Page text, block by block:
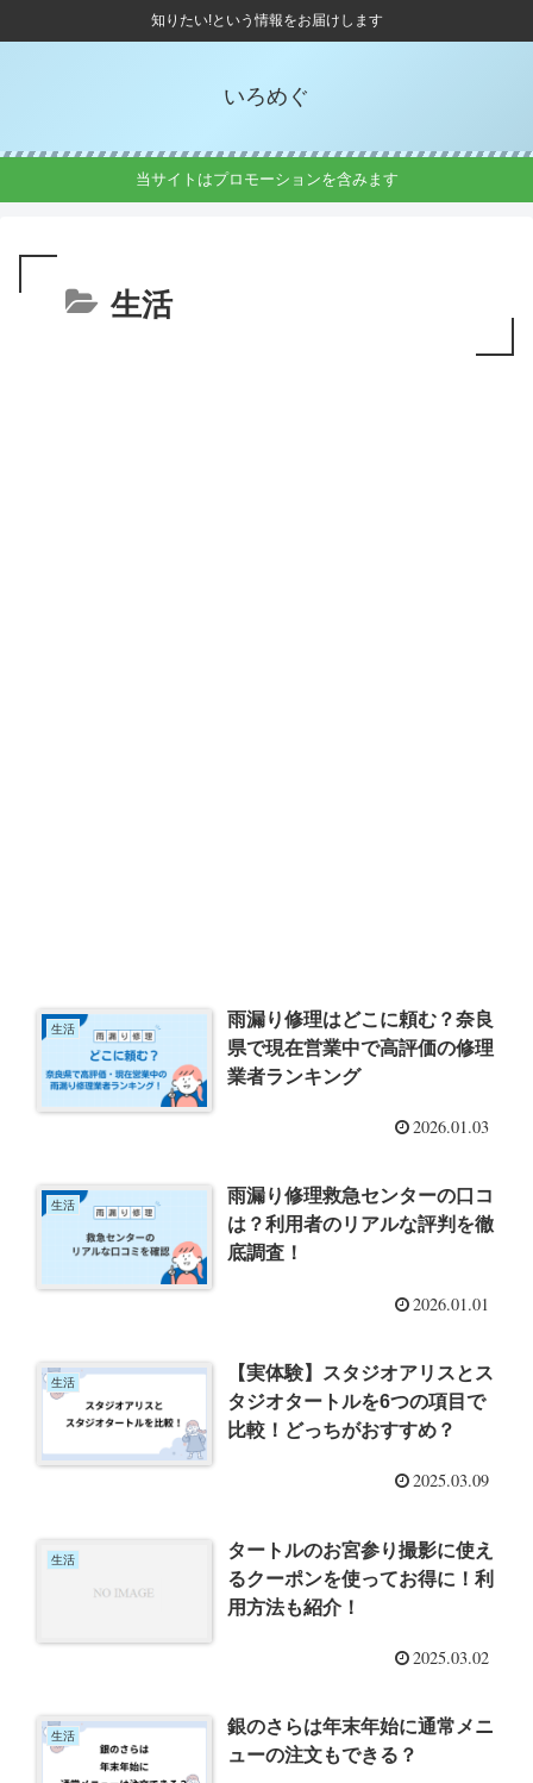
知りたい!という情報をお届けします
いろめぐ
当サイトはプロモーションを含みます
生活
生活
雨漏り修理はどこに頼む？奈良
県で現在営業中で高評価の修理
業者ランキング
2026.01.03
生活
雨漏り修理救急センターの口コ
は？利用者のリアルな評判を徹
底調査！
2026.01.01
生活
【実体験】スタジオアリスとス
タジオタートルを6つの項目で
比較！どっちがおすすめ？
2025.03.09
生活
タートルのお宮参り撮影に使え
るクーポンを使ってお得に！利
用方法も紹介！
2025.03.02
生活
銀のさらは年末年始に通常メニ
ューの注文もできる？